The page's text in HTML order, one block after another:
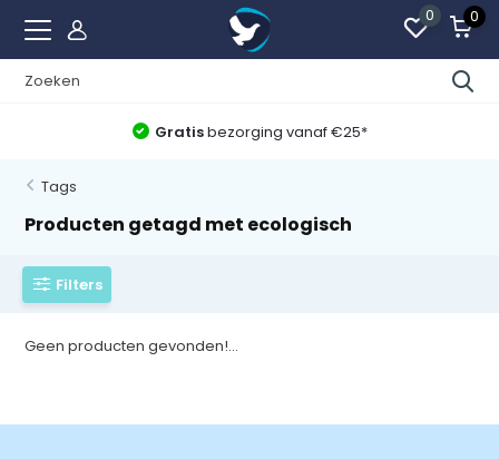
0 0
Gratisbezorging vanaf €25*
Tags
Producten getagd met ecologisch
Filters
Geen producten gevonden!...